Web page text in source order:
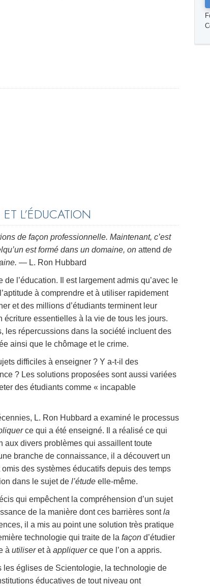
L’ÉDUCATION
de façon professionnelle. Maintenant, c’est
est formé dans un domaine, on attend de
— L. Ron Hubbard
l’éducation. Il est largement admis qu’avec le
à comprendre et à utiliser rapidement
et des millions d’étudiants terminent leur
essentielles à la vie de tous les jours.
les répercussions dans la société incluent des
ainsi que le chômage et le crime.
difficiles à enseigner ? Y a-t-il des
? Les solutions proposées sont aussi variées
des étudiants comme « incapable
L. Ron Hubbard a examiné le processus
ce qui a été enseigné. Il a réalisé ce qui
aux divers problèmes qui assaillent toute
branche de connaissance, il a découvert un
des systèmes éducatifs depuis des temps
dans le sujet de l’étude elle-même.
qui empêchent la compréhension d’un sujet
de la manière dont ces barrières sontla
il a mis au point une solution très pratique
technologie qui traite de la façon d’étudier
à utiliseret à appliquerce que l’on a appris.
églises de Scientologie, la technologie de
éducatives de tout niveau ont